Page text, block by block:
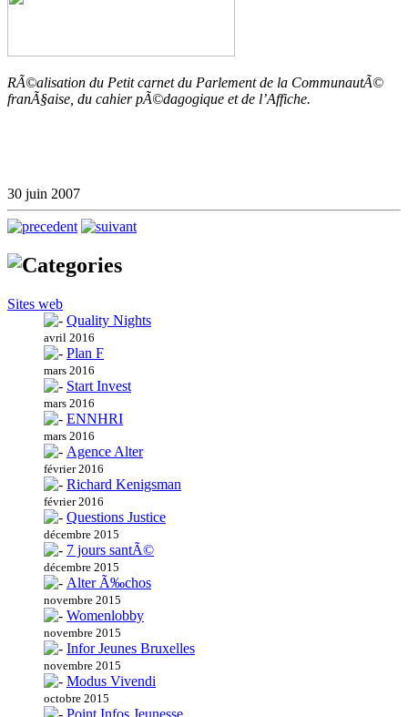
RÃ©alisation du Petit carnet du Parlement de la CommunautÃ©
franÃ§aise, du cahier pÃ©dagogique et de l’Affiche.
30 juin 2007
Sites web
Quality Nights
avril 2016
Plan F
mars 2016
Start Invest
mars 2016
ENNHRI
mars 2016
Agence Alter
février 2016
Richard Kenigsman
février 2016
Questions Justice
décembre 2015
7 jours santÃ©
décembre 2015
Alter Ã‰chos
novembre 2015
Womenlobby
novembre 2015
Infor Jeunes Bruxelles
novembre 2015
Modus Vivendi
octobre 2015